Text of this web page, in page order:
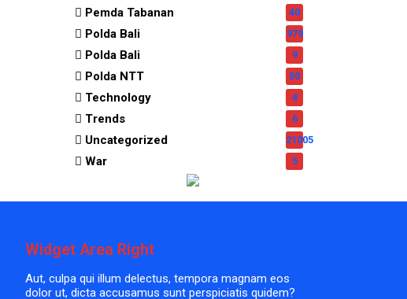
Pemda Tabanan 40
Polda Bali 979
Polda Bali 9
Polda NTT 50
Technology 4
Trends 6
Uncategorized 21005
War 5
Widget Area Right
Aut, culpa qui illum delectus, tempora magnam eos
dolor ut, dicta accusamus sunt perspiciatis quidem?